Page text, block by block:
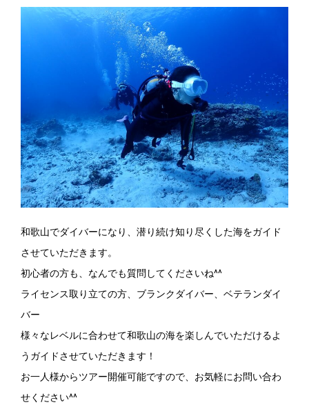
和歌山でダイバーになり、潜り続け知り尽くした海をガイド
させていただきます。
初心者の方も、なんでも質問してくださいね^^
ライセンス取り立ての方、ブランクダイバー、ベテランダイ
バー
様々なレベルに合わせて和歌山の海を楽しんでいただけるよ
うガイドさせていただきます！
お一人様からツアー開催可能ですので、お気軽にお問い合わ
せください^^